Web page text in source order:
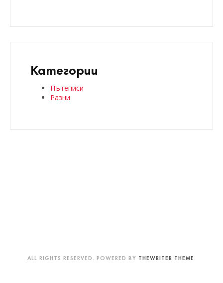
Категории
Пътеписи
Разни
ALL RIGHTS RESERVED. POWERED BY THEWRITER THEME